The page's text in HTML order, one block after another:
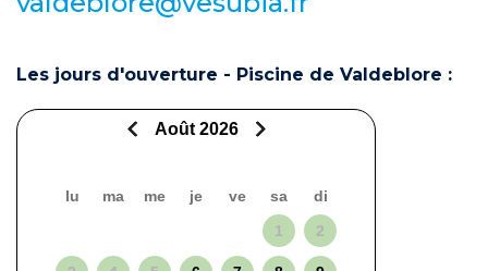
Les jours d'ouverture - Piscine de Valdeblore :
Août 2026
lu ma me je ve sa
di
1
2